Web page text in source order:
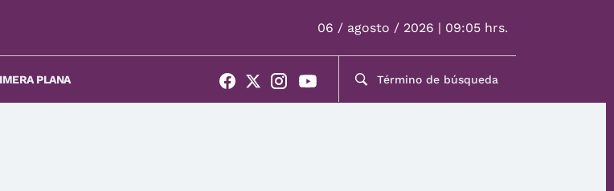
06 / agosto / 2026 | 09:05 hrs.
PLANA